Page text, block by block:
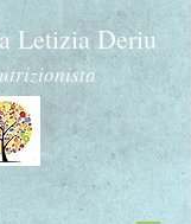
Letizia Deriu